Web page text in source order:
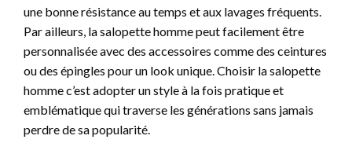
une bonne résistance au temps et aux lavages fréquents.
Par ailleurs, la salopette homme peut facilement être
personnalisée avec des accessoires comme des ceintures
ou des épingles pour un look unique. Choisir la salopette
homme c’est adopter un style à la fois pratique et
emblématique qui traverse les générations sans jamais
perdre de sa popularité.